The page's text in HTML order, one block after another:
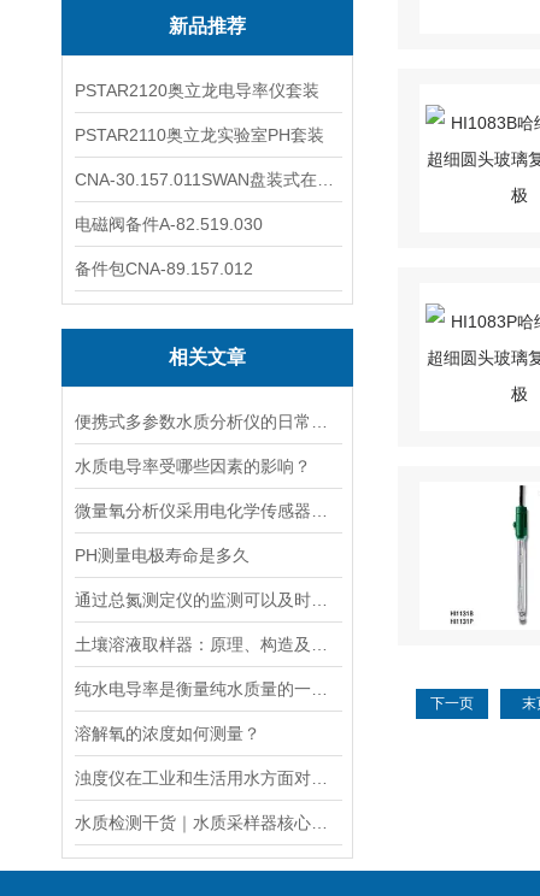
新品推荐
PSTAR2120奥立龙电导率仪套装
PSTAR2110奥立龙实验室PH套装
电磁阀备件A-82.519.030
备件包CNA-89.157.012
相关文章
水质电导率受哪些因素的影响？
PH测量电极寿命是多久
溶解氧的浓度如何测量？
下一页 末